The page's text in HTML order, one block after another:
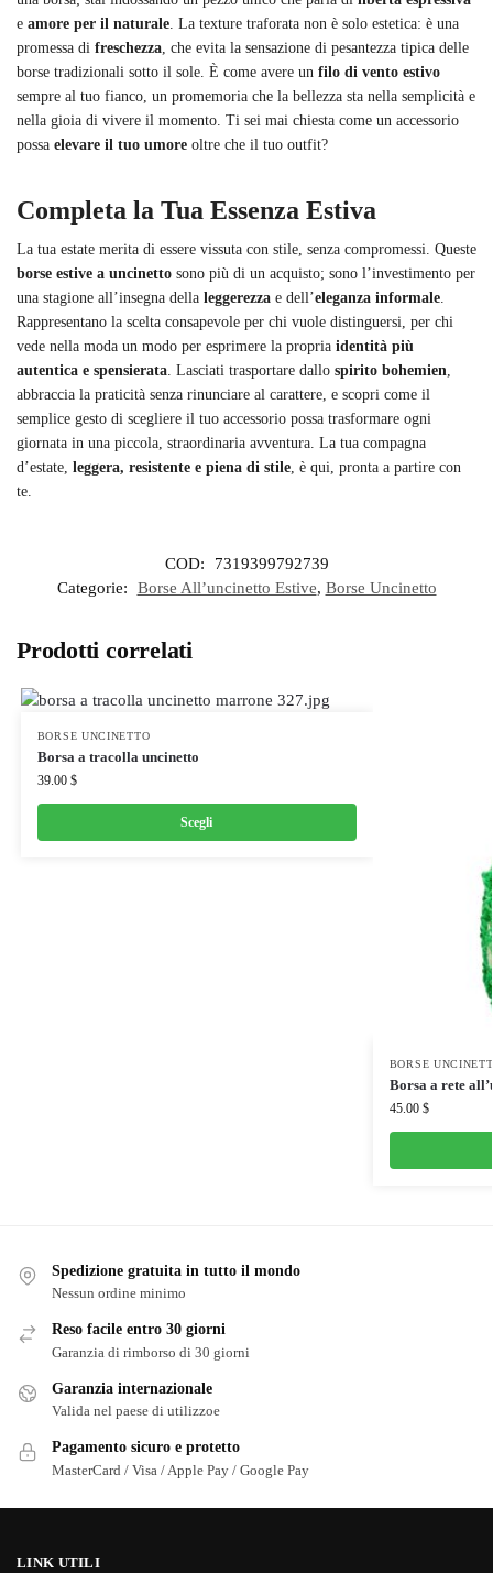
e amore per il naturale . La texture traforata non è solo estetica: è una
promessa di freschezza , che evita la sensazione di pesantezza tipica delle
borse tradizionali sotto il sole. È come avere un filo di vento estivo
sempre al tuo fianco, un promemoria che la bellezza sta nella semplicità e
nella gioia di vivere il momento. Ti sei mai chiesta come un accessorio
possa elevare il tuo umore oltre che il tuo outfit?
Completa la Tua Essenza Estiva
La tua estate merita di essere vissuta con stile, senza compromessi. Queste
borse estive a uncinetto sono più di un acquisto; sono l’investimento per
una stagione all’insegna della leggerezza e dell’eleganza informale
Rappresentano la scelta consapevole per chi vuole distinguersi, per chi
vede nella moda un modo per esprimere la propria identità più
autentica e spensierata . Lasciati trasportare dallo spirito bohemien
abbraccia la praticità senza rinunciare al carattere, e scopri come il
semplice gesto di scegliere il tuo accessorio possa trasformare ogni
giornata in una piccola, straordinaria avventura. La tua compagna
d’estate, leggera, resistente e piena di stile , è qui, pronta a partire con
te.
COD:
7319399792739
Categorie:
Borse All’uncinetto Estive, Borse Uncinetto
Prodotti correlati
BORSE UNCINETTO
Borsa a tracolla uncinetto
39.00 $
Scegli
BORSE
Borsa a rete
45.00 $
Spedizione gratuita in tutto il mondo
Nessun ordine minimo
Reso facile entro 30 giorni
Garanzia di rimborso di 30 giorni
Garanzia internazionale
Valida nel paese di utilizzoe
Pagamento sicuro e protetto
MasterCard / Visa / Apple Pay / Google Pay
LINK UTILI